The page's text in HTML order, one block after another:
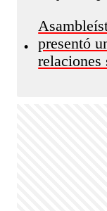
•
presentó
relaciones